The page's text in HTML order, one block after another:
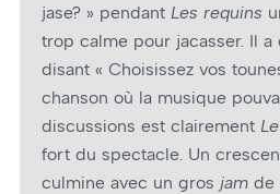
jase? » pendant Les requins
trop calme pour jacasser. Il
disant « Choisissez vos
chanson où la musique
discussions est clairement
fort du spectacle. Un
culmine avec un gros jam de